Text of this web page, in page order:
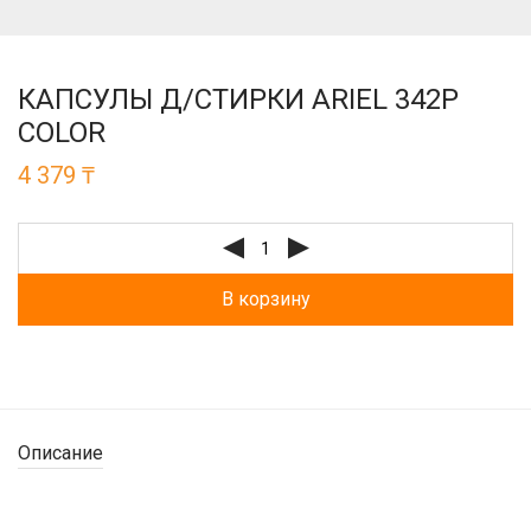
КАПСУЛЫ Д/СТИРКИ ARIEL 342Р
COLOR
4 379 ₸
В корзину
Описание